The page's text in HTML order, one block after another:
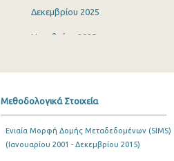
Δεκεμβρίου 2025
Νοεμβρίου 2025
Ιουλίου 2025
Μεθοδολογικά Στοιχεία
Ενιαία Μορφή Δομής Μεταδεδομένων (SIMS)
(Ιανουαρίου 2001 - Δεκεμβρίου 2015)